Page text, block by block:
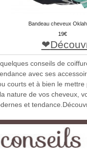
Bandeau cheveux
19
conseils de
avec ses
courts et à bien le
nature de vos cheveux,
et